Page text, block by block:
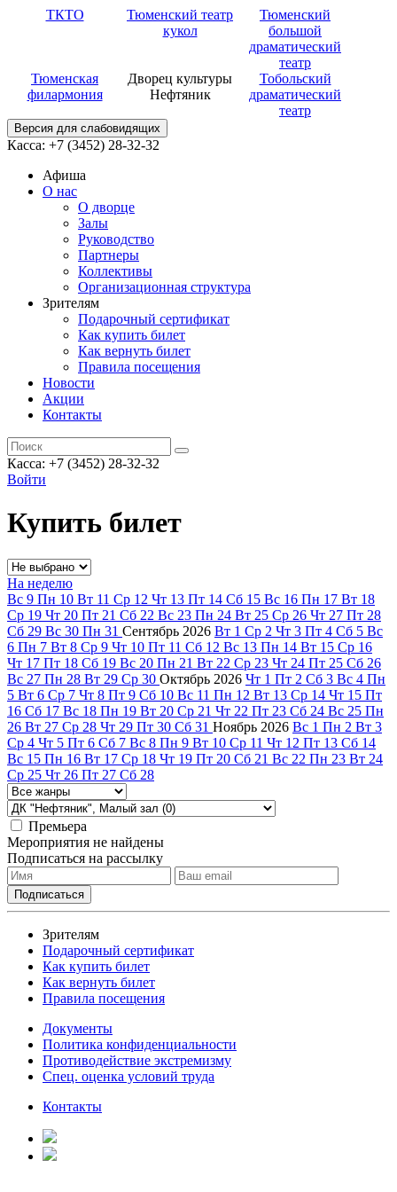
ТКТО
Тюменский театр
кукол
Тюменский
большой
драматический
театр
Тюменская
филармония
Дворец культуры
Нефтяник
Тобольский
драматический
театр
Версия для слабовидящих
Касса: +7 (3452) 28-32-32
Афиша
О нас
О дворце
Залы
Руководство
Партнеры
Коллективы
Организационная структура
Зрителям
Подарочный сертификат
Как купить билет
Как вернуть билет
Правила посещения
Новости
Акции
Контакты
Касса: +7 (3452) 28-32-32
Войти
Купить билет
На неделю
Вс 9 Пн 10 Вт 11 Ср 12 Чт 13 Пт 14 Сб 15 Вс 16 Пн 17 Вт 18
Ср 19 Чт 20 Пт 21 Сб 22 Вс 23 Пн 24 Вт 25 Ср 26 Чт 27 Пт 28
Сб 29 Вс 30 Пн 31 Сентябрь 2026 Вт 1 Ср 2 Чт 3 Пт 4 Сб 5 Вс
6 Пн 7 Вт 8 Ср 9 Чт 10 Пт 11 Сб 12 Вс 13 Пн 14 Вт 15 Ср 16
Чт 17 Пт 18 Сб 19 Вс 20 Пн 21 Вт 22 Ср 23 Чт 24 Пт 25 Сб 26
Вс 27 Пн 28 Вт 29 Ср 30 Октябрь 2026 Чт 1 Пт 2 Сб 3 Вс 4 Пн
5 Вт 6 Ср 7 Чт 8 Пт 9 Сб 10 Вс 11 Пн 12 Вт 13 Ср 14 Чт 15 Пт
16 Сб 17 Вс 18 Пн 19 Вт 20 Ср 21 Чт 22 Пт 23 Сб 24 Вс 25 Пн
26 Вт 27 Ср 28 Чт 29 Пт 30 Сб 31 Ноябрь 2026 Вс 1 Пн 2 Вт 3
Ср 4 Чт 5 Пт 6 Сб 7 Вс 8 Пн 9 Вт 10 Ср 11 Чт 12 Пт 13 Сб 14
Вс 15 Пн 16 Вт 17 Ср 18 Чт 19 Пт 20 Сб 21 Вс 22 Пн 23 Вт 24
Ср 25 Чт 26 Пт 27 Сб 28
Премьера
Мероприятия не найдены
Подписаться на рассылку
Зрителям
Подарочный сертификат
Как купить билет
Как вернуть билет
Правила посещения
Документы
Политика конфиденциальности
Противодействие экстремизму
Спец. оценка условий труда
Контакты